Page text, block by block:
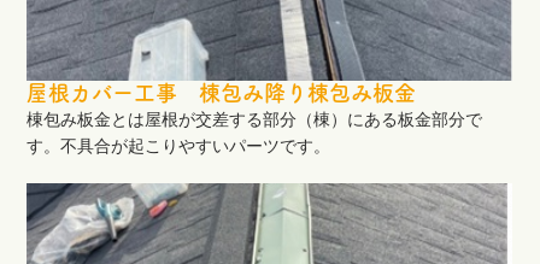
屋根カバー工事 棟包み降り棟包み板金
棟包み板金とは屋根が交差する部分（棟）にある板金部分で
す。不具合が起こりやすいパーツです。